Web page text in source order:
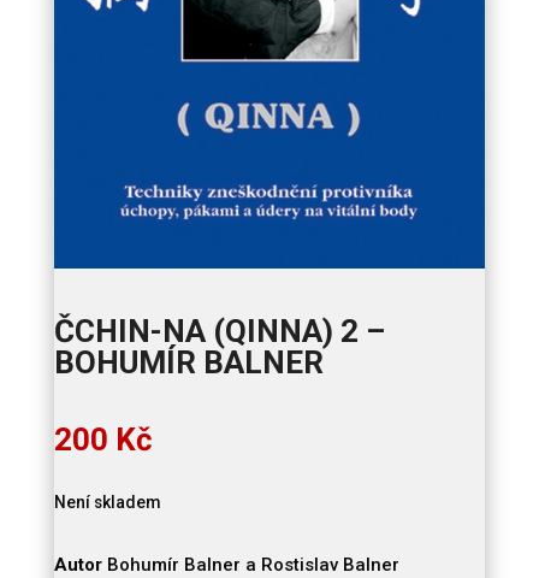
ČCHIN-NA (QINNA) 2 –
BOHUMÍR BALNER
200 Kč
Není skladem
AutorBohumír Balner a Rostislav Balner